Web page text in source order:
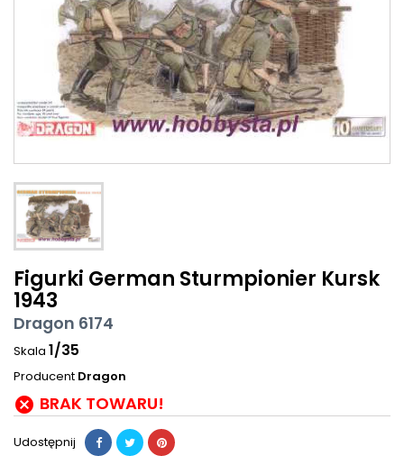
Figurki German Sturmpionier Kursk
1943
Dragon 6174
Skala 1/35
Producent Dragon
 BRAK TOWARU!
Udostępnij